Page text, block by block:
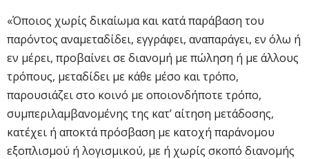
«Όποιος χωρίς δικαίωμα και κατά παράβαση του
παρόντος αναμεταδίδει, εγγράφει, αναπαράγει, εν όλω ή
εν μέρει, προβαίνει σε διανομή με πώληση ή με άλλους
τρόπους, μεταδίδει με κάθε μέσο και τρόπο,
παρουσιάζει στο κοινό με οποιονδήποτε τρόπο,
συμπεριλαμβανομένης της κατ’ αίτηση μετάδοσης,
κατέχει ή αποκτά πρόσβαση με κατοχή παράνομου
εξοπλισμού ή λογισμικού, με ή χωρίς σκοπό διανομής